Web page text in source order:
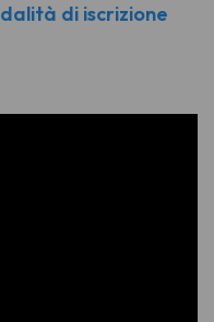
di iscrizione